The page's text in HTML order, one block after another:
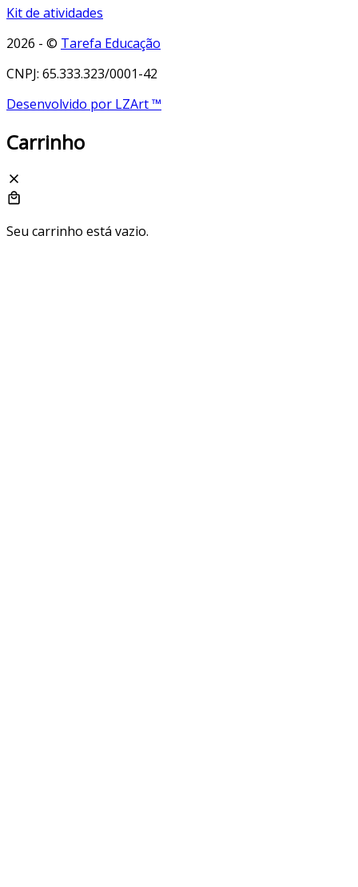
Kit de atividades
2026 - © Tarefa Educação
CNPJ: 65.333.323/0001-42
Desenvolvido por LZArt ™
Carrinho
Seu carrinho está vazio.